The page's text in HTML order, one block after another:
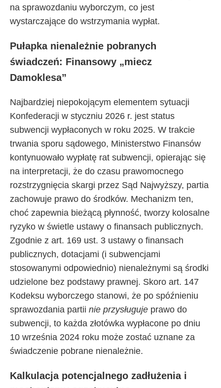
na sprawozdaniu wyborczym, co jest
wystarczające do wstrzymania wypłat.
Pułapka nienależnie pobranych
świadczeń: Finansowy „miecz
Damoklesa”
Najbardziej niepokojącym elementem sytuacji
Konfederacji w styczniu 2026 r. jest status
subwencji wypłaconych w roku 2025. W trakcie
trwania sporu sądowego, Ministerstwo Finansów
kontynuowało wypłatę rat subwencji, opierając się
na interpretacji, że do czasu prawomocnego
rozstrzygnięcia skargi przez Sąd Najwyższy, partia
zachowuje prawo do środków. Mechanizm ten,
choć zapewnia bieżącą płynność, tworzy kolosalne
ryzyko w świetle ustawy o finansach publicznych.
Zgodnie z art. 169 ust. 3 ustawy o finansach
publicznych, dotacjami (i subwencjami
stosowanymi odpowiednio) nienależnymi są środki
udzielone bez podstawy prawnej. Skoro art. 147
Kodeksu wyborczego stanowi, że po spóźnieniu
sprawozdania partii nie przysługuje prawo do
subwencji, to każda złotówka wypłacone po dniu
10 września 2024 roku może zostać uznane za
świadczenie pobrane nienależnie.
Kalkulacja potencjalnego zadłużenia i